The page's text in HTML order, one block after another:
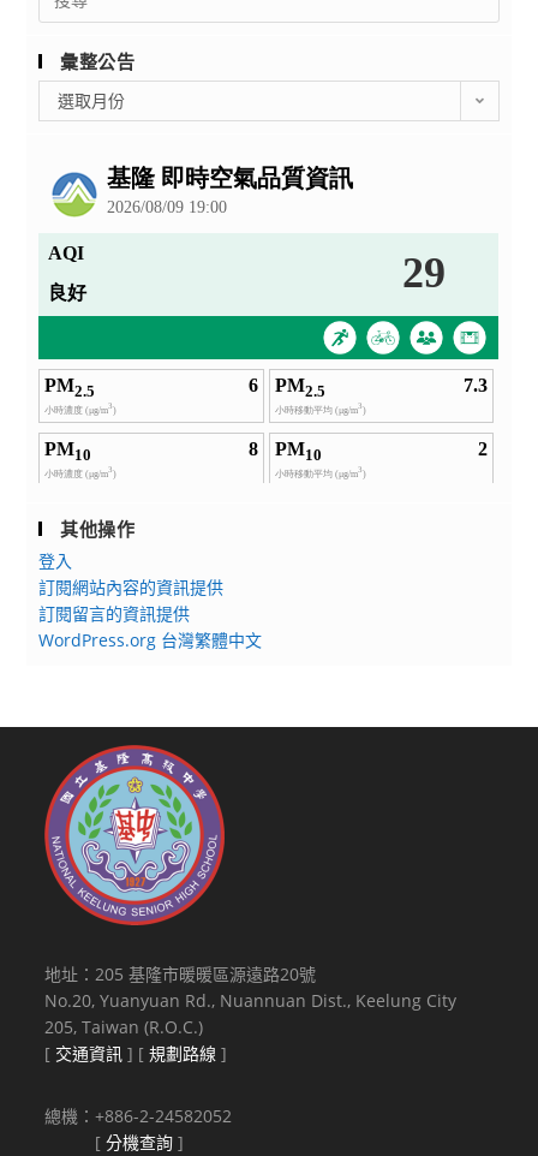
for:
彙整公告
整
選取月份
其他操作
登入
訂閱網站內容的資訊提供
訂閱留言的資訊提供
WordPress.org 台灣繁體中文
地址：205 基隆市暖暖區源遠路20號
No.20, Yuanyuan Rd., Nuannuan Dist., Keelung City
205, Taiwan (R.O.C.)
[ 交通資訊 ] [規劃路線 ]
總機：+886-2-24582052
[分機查詢 ]